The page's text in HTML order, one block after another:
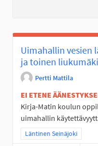
Uimahallin vesien
ja toinen liukumäki
Pertti Mattila
EI ETENE
Kirja-Matin koulun
uimahallin
Rajaa tulokset teeman
Läntinen Seinäjoki